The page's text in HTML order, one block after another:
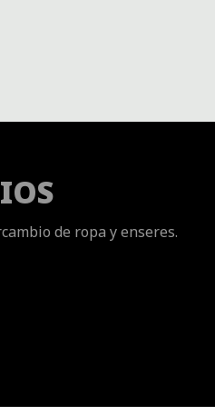
de ropa y enseres.